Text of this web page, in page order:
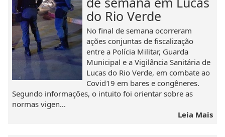
do Rio Verde
No final de semana ocorreram
ações conjuntas de fiscalização
entre a Polícia Militar, Guarda
Municipal e a Vigilância Sanitária de
Lucas do Rio Verde, em combate ao
Covid19 em bares e congêneres.
Segundo informações, o intuito foi orientar sobre as
normas vigen...
Leia Mais